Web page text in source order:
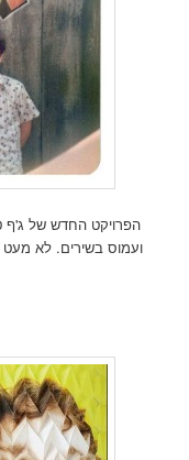
ועמוס בשירים. לא מעט